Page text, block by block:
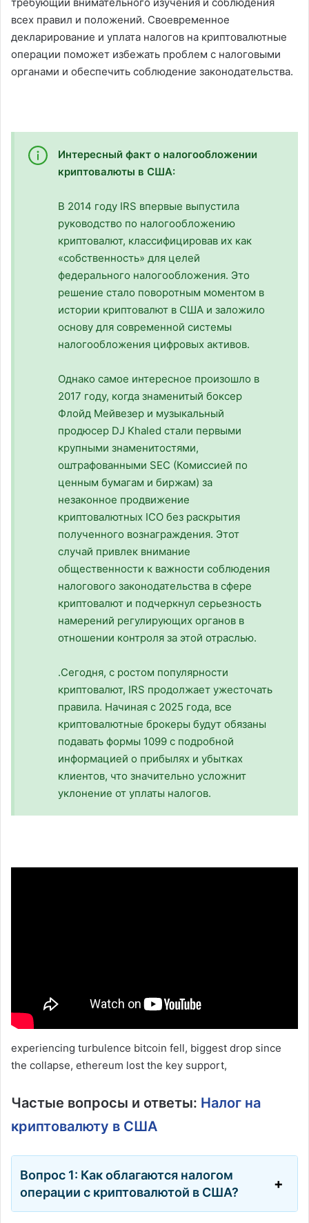
всех правил и положений. Своевременное
декларирование и уплата налогов на криптовалютные
операции поможет избежать проблем с налоговыми
органами и обеспечить соблюдение законодательства.
Интересный факт о налогообложении
криптовалюты в США:
В 2014 году IRS впервые выпустила
руководство по налогообложению
криптовалют, классифицировав их как
«собственность» для целей
федерального налогообложения. Это
решение стало поворотным моментом в
истории криптовалют в США и заложило
основу для современной системы
налогообложения цифровых активов.
Однако самое интересное произошло в
2017 году, когда знаменитый боксер
Флойд Мейвезер и музыкальный
продюсер DJ Khaled стали первыми
крупными знаменитостями,
оштрафованными SEC (Комиссией по
ценным бумагам и биржам) за
незаконное продвижение
криптовалютных ICO без раскрытия
полученного вознаграждения. Этот
случай привлек внимание
общественности к важности соблюдения
налогового законодательства в сфере
криптовалют и подчеркнул серьезность
намерений регулирующих органов в
отношении контроля за этой отраслью.
.Сегодня, с ростом популярности
криптовалют, IRS продолжает ужесточать
правила. Начиная с 2025 года, все
криптовалютные брокеры будут обязаны
подавать формы 1099 с подробной
информацией о прибылях и убытках
клиентов, что значительно усложнит
уклонение от уплаты налогов.
experiencing turbulence bitcoin fell, biggest drop since
the collapse, ethereum lost the key support,
Частые вопросы и ответы: Налог на
криптовалюту в США
Вопрос 1: Как облагаются налогом
операции с криптовалютой в США?